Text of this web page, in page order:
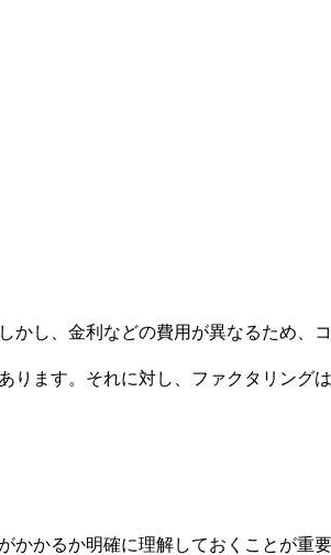
かし、金利などの費用が異なるため、
ます。それに対し、ファクタリング
かるか明確に理解しておくことが重要